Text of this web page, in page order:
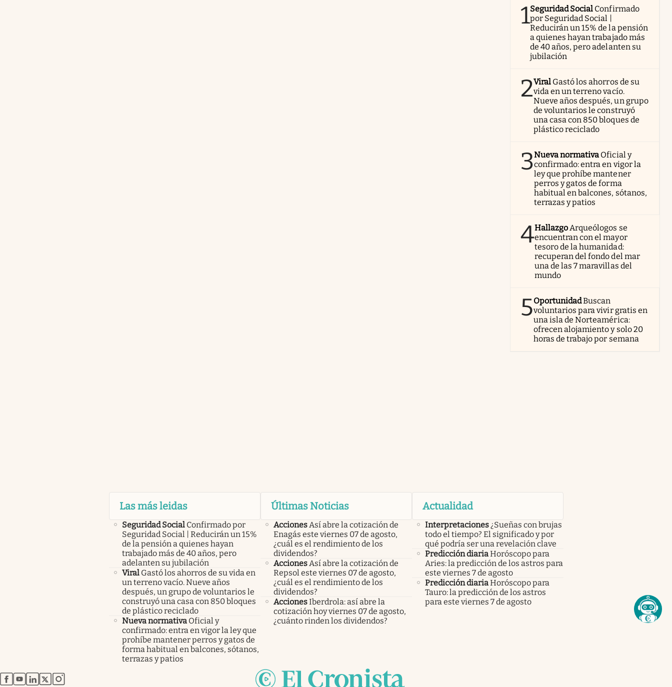
1Seguridad Social Confirmado
por Seguridad Social |
Reducirán un 15% de la pensión
a quienes hayan trabajado más
de 40 años, pero adelanten su
jubilación
2Viral Gastó los ahorros de su
vida en un terreno vacío.
Nueve años después, un grupo
de voluntarios le construyó
una casa con 850 bloques de
plástico reciclado
3Nueva normativa Oficial y
confirmado: entra en vigor la
ley que prohíbe mantener
perros y gatos de forma
habitual en balcones, sótanos,
terrazas y patios
4Hallazgo Arqueólogos se
encuentran con el mayor
tesoro de la humanidad:
recuperan del fondo del mar
una de las 7 maravillas del
mundo
5OportunidadBuscan
voluntarios para vivir gratis en
una isla de Norteamérica:
ofrecen alojamiento y solo 20
horas de trabajo por semana
Las más leidas
Seguridad Social Confirmado por
Seguridad Social | Reducirán un 15%
de la pensión a quienes hayan
trabajado más de 40 años, pero
adelanten su jubilación
Viral Gastó los ahorros de su vida en
un terreno vacío. Nueve años
después, un grupo de voluntarios le
construyó una casa con 850 bloques
de plástico reciclado
Nueva normativa Oficial y
confirmado: entra en vigor la ley que
prohíbe mantener perros y gatos de
forma habitual en balcones, sótanos,
terrazas y patios
Últimas Noticias
Acciones Así abre la cotización de
Enagás este viernes 07 de agosto,
¿cuál es el rendimiento de los
dividendos?
Acciones Así abre la cotización de
Repsol este viernes 07 de agosto,
¿cuál es el rendimiento de los
dividendos?
AccionesIberdrola: así abre la
cotización hoy viernes 07 de agosto,
¿cuánto rinden los dividendos?
Actualidad
Interpretaciones ¿Sueñas con brujas
todo el tiempo? El significado y por
qué podría ser una revelación clave
Predicción diariaHoróscopo para
Aries: la predicción de los astros para
este viernes 7 de agosto
Predicción diariaHoróscopo para
Tauro: la predicción de los astros
para este viernes 7 de agosto
abre en nueva pestaña
abre en nueva pestaña
abre en nueva pestaña
abre en nueva pestaña
abre en nueva pestaña